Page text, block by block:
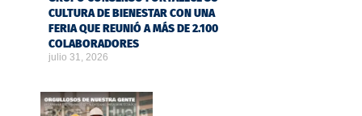
CULTURA DE BIENESTAR CON UNA
FERIA QUE REUNIÓ A MÁS DE 2.100
COLABORADORES
julio 31, 2026